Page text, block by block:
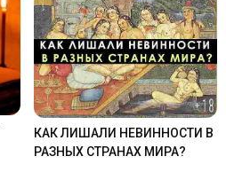
КАК ЛИШАЛИ НЕВИННОСТИ В
РАЗНЫХ СТРАНАХ МИРА?